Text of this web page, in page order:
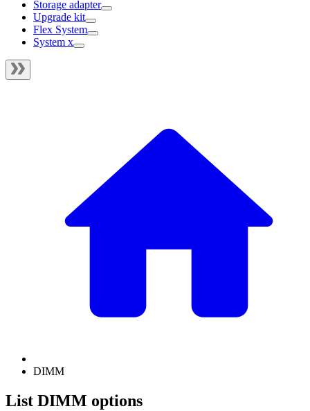
Storage adapter
Upgrade kit
Flex System
System x
DIMM
List DIMM options